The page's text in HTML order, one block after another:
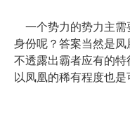
一个势力的势力主需
身份呢？答案当然是
不透露出霸者应有的
以凤凰的稀有程度也是